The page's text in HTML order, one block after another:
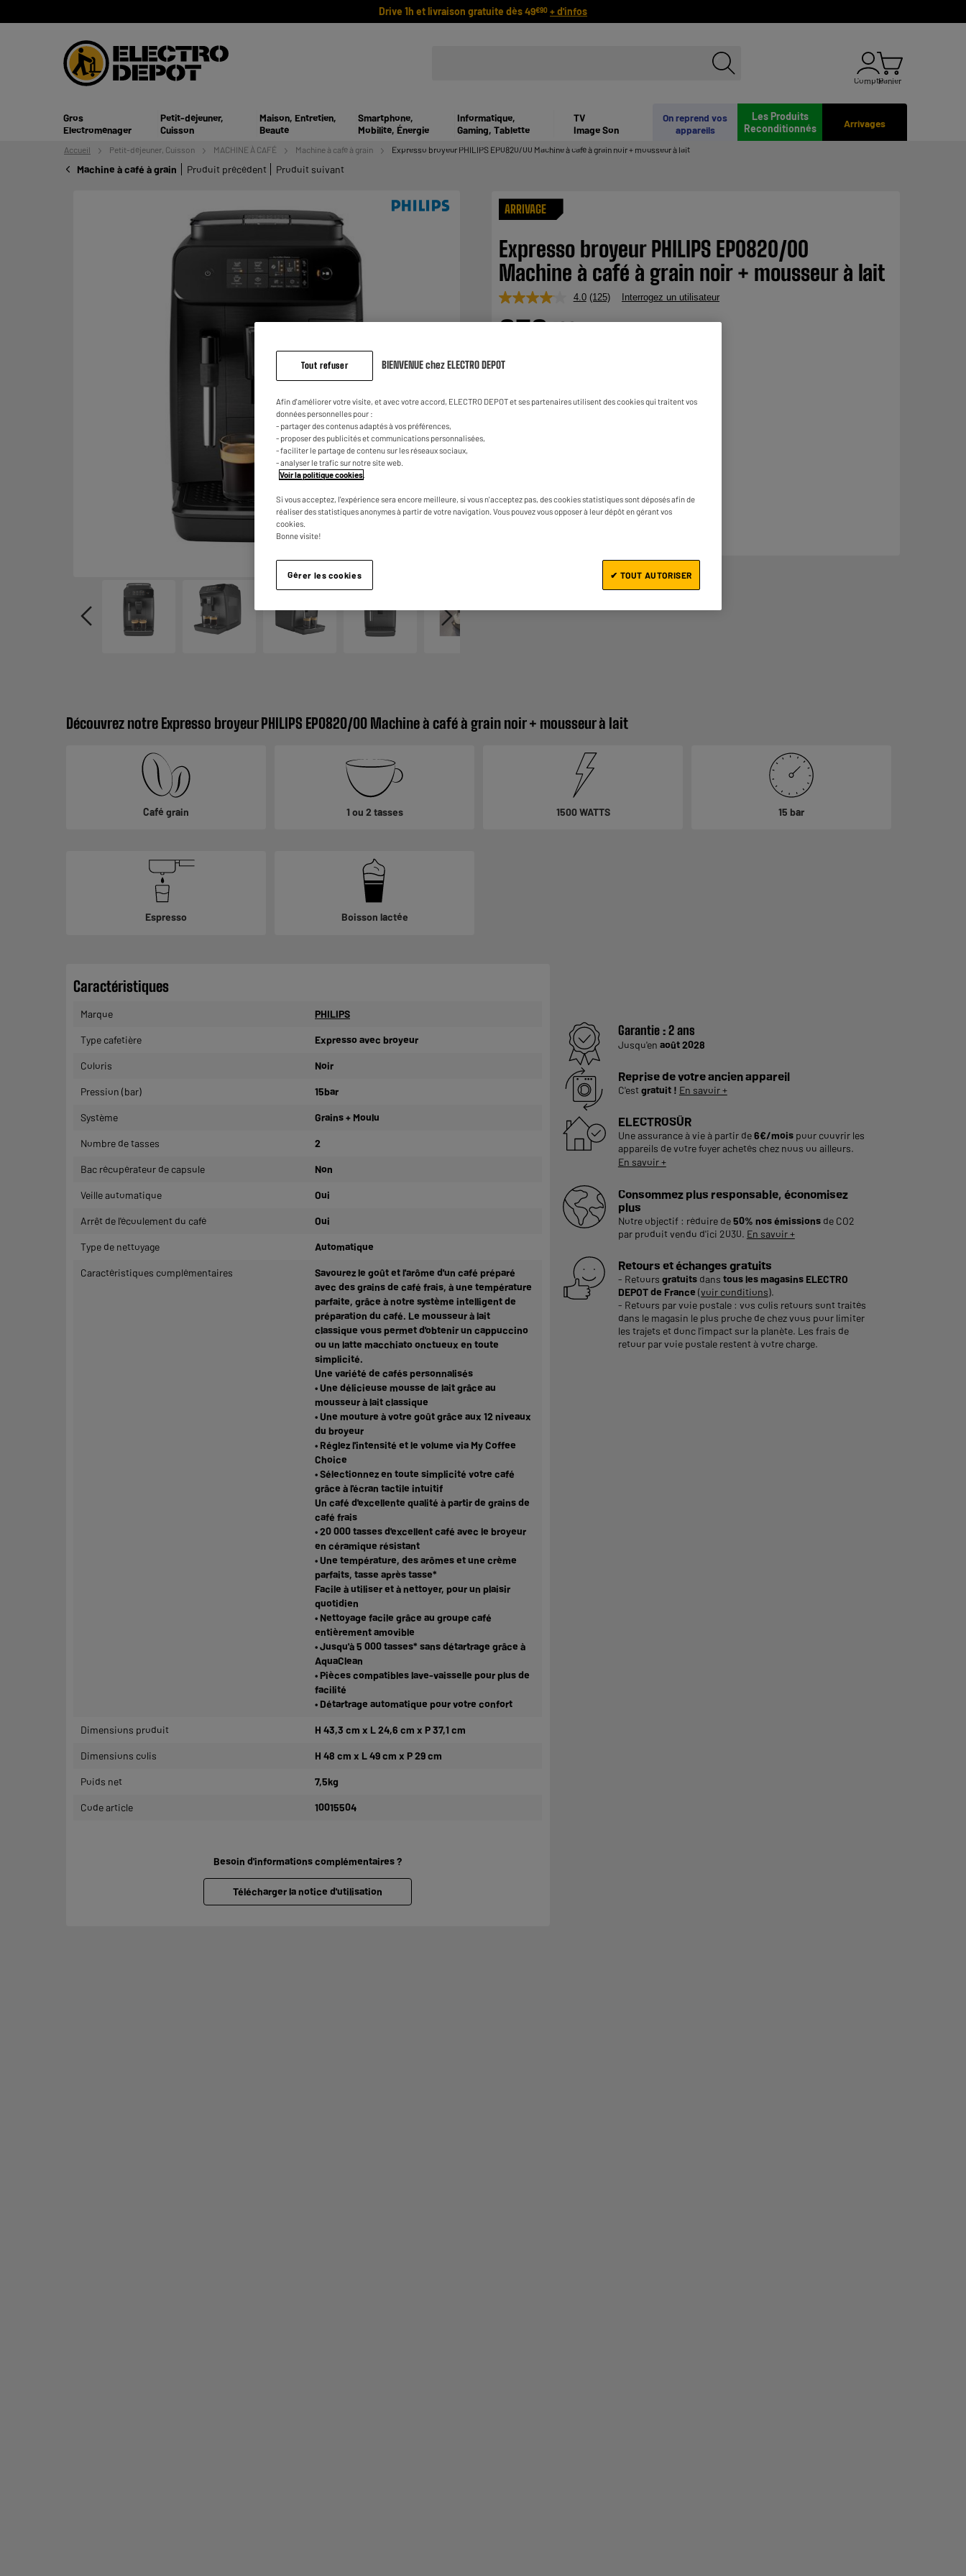
Drive 1h et livraison gratuite dès 49€90 + d'infos
ComptePanier
Arrivages
Les Produits
Reconditionnés
On reprend vos
appareils
Gros
Electroménager
Petit-déjeuner,
Cuisson
Maison, Entretien,
Beauté
Smartphone,
Mobilité, Énergie
Informatique,
Gaming, Tablette
TV
Image Son
Accueil Petit-déjeuner, Cuisson MACHINE À CAFÉ Machine à café à grain Expresso broyeur PHILIPS EP0820/00 Machine à café à grain noir + mousseur à lait
Machine à café à grain Produit précédent Produit suivant
ARRIVAGE
Expresso broyeur PHILIPS EP0820/00
Machine à café à grain noir + mousseur à lait
4.0 Lire
avis.
(125) Interrogez un utilisateur
259
Dont
Ajouter au panier
Découvrez notre Expresso broyeur PHILIPS EP0820/00 Machine à café à grain noir + mousseur à lait
Café grain 1 ou 2 tasses 1500 WATTS 15 bar
Espresso Boisson lactée
Garantie :2 ans
Jusqu'en août 2028
Reprise de votre ancien appareil
C'estgratuit ! En savoir +
ELECTROSÛR
Une assurance à vie à partir de6€/moispour couvrir les
appareils de votre foyer achetés chez nous ou ailleurs.
En savoir +
Consommez plus responsable, économisez
plus
Notre objectif : réduire de50% nos émissionsde CO2
par produit vendu d'ici 2030. En savoir +
Retours et échanges gratuits
- Retours gratuitsdans tous les magasins ELECTRO
DEPOT de France (voir conditions).
- Retours par voie postale : vos colis retours sont traités
dans le magasin le plus proche de chez vous pour limiter
les trajets et donc l’impact sur la planète. Les frais de
retour par voie postale restent à votre charge.
Caractéristiques
Marque PHILIPS
Type cafetière Expresso avec broyeur
Coloris Noir
Pression (bar) 15bar
Système Grains + Moulu
Nombre de tasses 2
Bac récupérateur de capsule Non
Veille automatique Oui
Arrêt de l'écoulement du café Oui
Type de nettoyage Automatique
Caractéristiques complémentaires
Savourez le goût et l'arôme d'un café préparé
avec des grains de café frais, à une température
parfaite, grâce à notre système intelligent de
préparation du café. Le mousseur à lait
classique vous permet d'obtenir un cappuccino
ou un latte macchiato onctueux en toute
simplicité.
Une variété de cafés personnalisés
• Une délicieuse mousse de lait grâce au
mousseur à lait classique
• Une mouture à votre goût grâce aux 12 niveaux
du broyeur
• Réglez l'intensité et le volume via My Coffee
Choice
• Sélectionnez en toute simplicité votre café
grâce à l'écran tactile intuitif
Un café d'excellente qualité à partir de grains de
café frais
• 20 000 tasses d'excellent café avec le broyeur
en céramique résistant
• Une température, des arômes et une crème
parfaits, tasse après tasse*
Facile à utiliser et à nettoyer, pour un plaisir
quotidien
• Nettoyage facile grâce au groupe café
entièrement amovible
• Jusqu'à 5 000 tasses* sans détartrage grâce à
AquaClean
• Pièces compatibles lave-vaisselle pour plus de
facilité
• Détartrage automatique pour votre confort
Dimensions produit H 43,3 cm x L 24,6 cm x P 37,1 cm
Dimensions colis H 48 cm x L 49 cm x P 29 cm
Poids net 7,5kg
Code article 10015504
Besoin d'informations complémentaires ?
Télécharger la notice d'utilisation
Tout refuser BIENVENUE chez ELECTRO DEPOT
Afin d'améliorer votre visite, et avec votre accord, ELECTRO DEPOT et ses partenaires utilisent des cookies qui traitent vos
données personnelles pour :
- partager des contenus adaptés à vos préférences,
- proposer des publicités et communications personnalisées,
- faciliter le partage de contenu sur les réseaux sociaux,
- analyser le trafic sur notre site web.
Voir la politique cookies
Si vous acceptez, l'expérience sera encore meilleure, si vous n'acceptez pas, des cookies statistiques sont déposés afin de
réaliser des statistiques anonymes à partir de votre navigation. Vous pouvez vous opposer à leur dépôt en gérant vos
cookies.
Bonne visite!
Gérer les cookies ✔ TOUT AUTORISER